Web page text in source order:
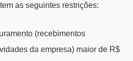
as seguintes restrições:
(recebimentos
da empresa) maior de R$